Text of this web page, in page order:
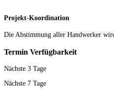
Projekt-Koordination
Die Abstimmung aller Hand­werker
Termin Verfügbarkeit
Nächste 3 Tage
Nächste 7 Tage